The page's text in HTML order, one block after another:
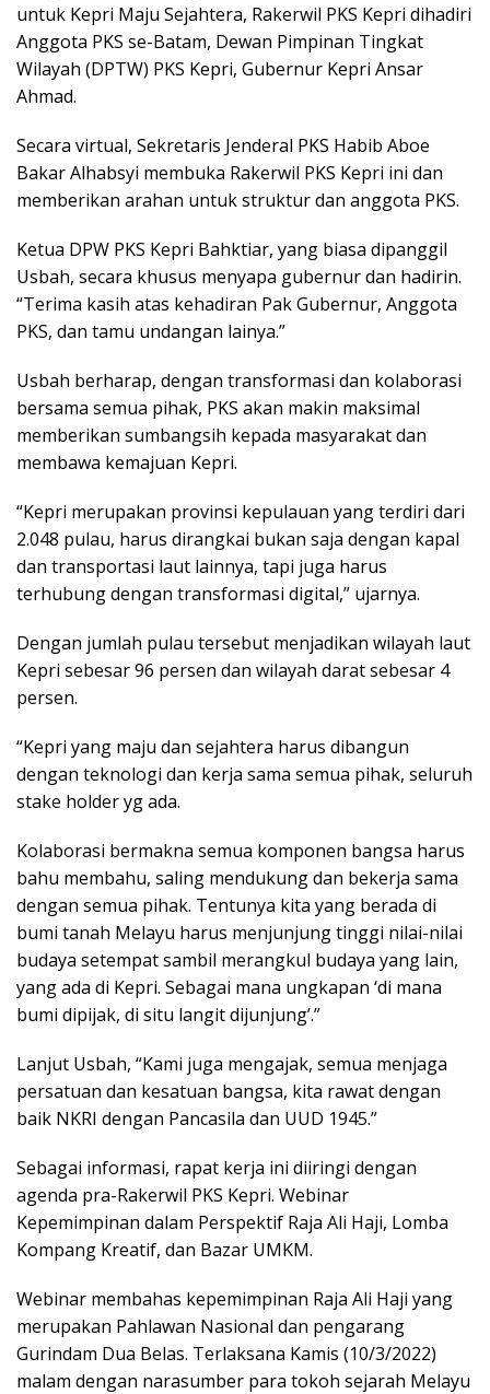
untuk Kepri Maju Sejahtera, Rakerwil PKS Kepri dihadiri
Anggota PKS se-Batam, Dewan Pimpinan Tingkat
Wilayah (DPTW) PKS Kepri, Gubernur Kepri Ansar
Ahmad.
Secara virtual, Sekretaris Jenderal PKS Habib Aboe
Bakar Alhabsyi membuka Rakerwil PKS Kepri ini dan
memberikan arahan untuk struktur dan anggota PKS.
Ketua DPW PKS Kepri Bahktiar, yang biasa dipanggil
Usbah, secara khusus menyapa gubernur dan hadirin.
“Terima kasih atas kehadiran Pak Gubernur, Anggota
PKS, dan tamu undangan lainya.”
Usbah berharap, dengan transformasi dan kolaborasi
bersama semua pihak, PKS akan makin maksimal
memberikan sumbangsih kepada masyarakat dan
membawa kemajuan Kepri.
“Kepri merupakan provinsi kepulauan yang terdiri dari
2.048 pulau, harus dirangkai bukan saja dengan kapal
dan transportasi laut lainnya, tapi juga harus
terhubung dengan transformasi digital,” ujarnya.
Dengan jumlah pulau tersebut menjadikan wilayah laut
Kepri sebesar 96 persen dan wilayah darat sebesar 4
persen.
“Kepri yang maju dan sejahtera harus dibangun
dengan teknologi dan kerja sama semua pihak, seluruh
stake holder yg ada.
Kolaborasi bermakna semua komponen bangsa harus
bahu membahu, saling mendukung dan bekerja sama
dengan semua pihak. Tentunya kita yang berada di
bumi tanah Melayu harus menjunjung tinggi nilai-nilai
budaya setempat sambil merangkul budaya yang lain,
yang ada di Kepri. Sebagai mana ungkapan ‘di mana
bumi dipijak, di situ langit dijunjung’.”
Lanjut Usbah, “Kami juga mengajak, semua menjaga
persatuan dan kesatuan bangsa, kita rawat dengan
baik NKRI dengan Pancasila dan UUD 1945.”
Sebagai informasi, rapat kerja ini diiringi dengan
agenda pra-Rakerwil PKS Kepri. Webinar
Kepemimpinan dalam Perspektif Raja Ali Haji, Lomba
Kompang Kreatif, dan Bazar UMKM.
Webinar membahas kepemimpinan Raja Ali Haji yang
merupakan Pahlawan Nasional dan pengarang
Gurindam Dua Belas. Terlaksana Kamis (10/3/2022)
malam dengan narasumber para tokoh sejarah Melayu